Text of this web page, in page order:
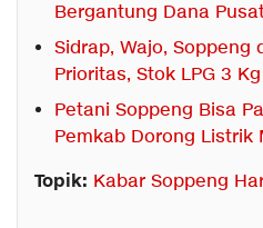
Bergantung Dana
Sidrap, Wajo, Soppeng
Prioritas, Stok LPG 3
Petani Soppeng Bisa
Pemkab Dorong Listrik
Topik: Kabar Soppeng